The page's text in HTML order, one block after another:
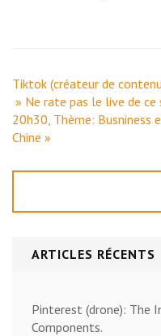
Navigation
de
l’article
Tiktok (créateur de
» Ne rate pas le live de ce
20h30, Thème: Busniness
Chine »
ARTICLES RÉCENTS
Pinterest (drone): The
Components.